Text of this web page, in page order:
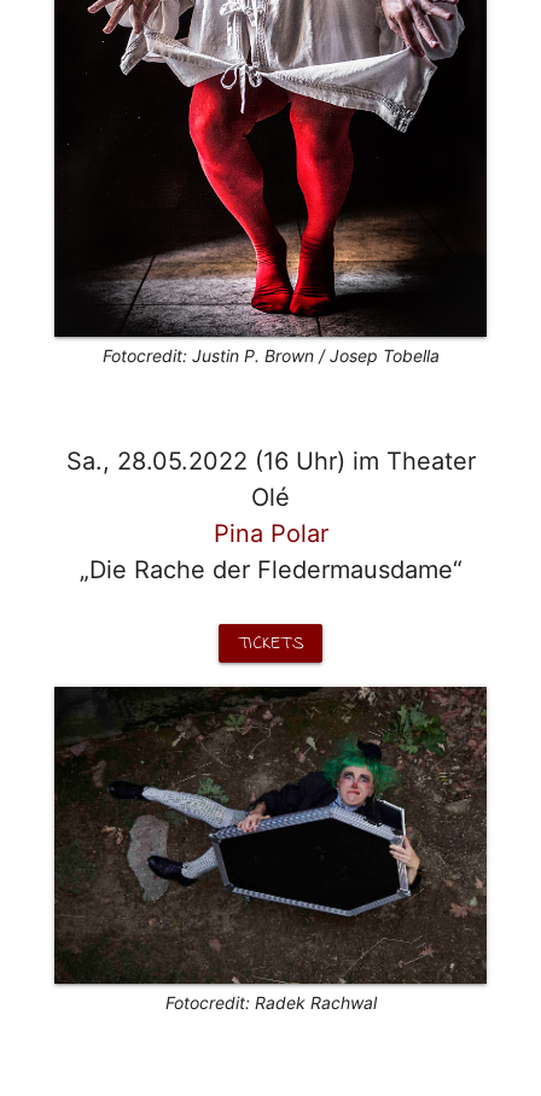
Fotocredit: Justin P. Brown / Josep Tobella
Sa., 28.05.2022 (16 Uhr) im Theater
Olé
Pina Polar
„Die Rache der Fledermausdame“
TICKETS
Fotocredit: Radek Rachwal